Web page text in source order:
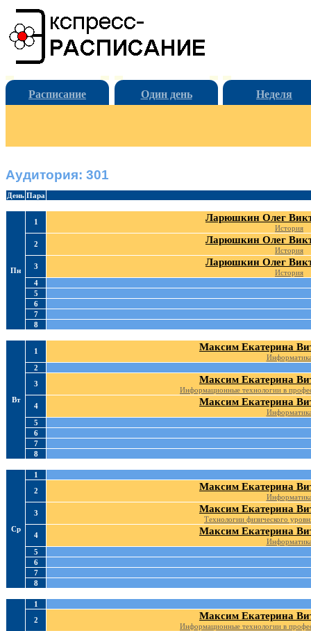
Расписание Один день Неделя
Аудитория: 301
День Пара
Пн
1 Ларюшкин Олег
История
2
Ларюшкин Олег
История
3
Ларюшкин Олег
История
4
5
6
7
8
Вт
1 Максим Екатерина
2
3
Максим Екатерина
Информационные технологии в
4
Максим Екатерина
5
6
7
8
Ср
1
2
Максим Екатерина
3
Максим Екатерина
Технологии физического
4
Максим Екатерина
5
6
7
8
1
2
Максим Екатерина
Информационные технологии в